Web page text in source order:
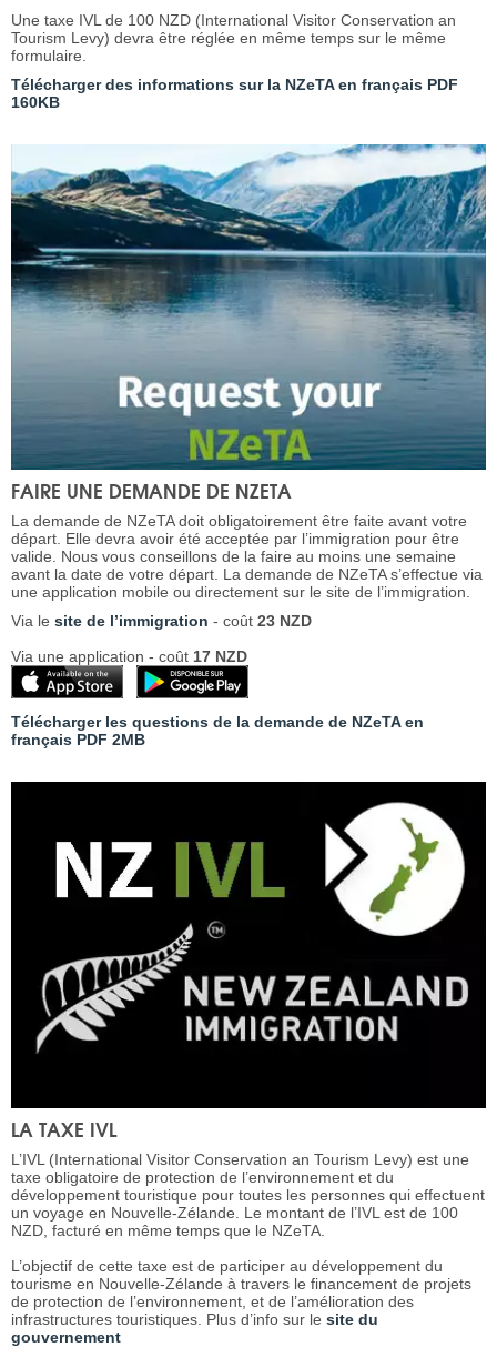
Une taxe IVL de 100 NZD (International Visitor Conservation an
Tourism Levy) devra être réglée en même temps sur le même
formulaire.
Télécharger des informations sur la NZeTA en français PDF
160KB
FAIRE UNE DEMANDE DE NZETA
La demande de NZeTA doit obligatoirement être faite avant votre
départ. Elle devra avoir été acceptée par l’immigration pour être
valide. Nous vous conseillons de la faire au moins une semaine
avant la date de votre départ. La demande de NZeTA s’effectue via
une application mobile ou directement sur le site de l’immigration.
Via le site de l’immigration - coût 23 NZD
Via une application - coût 17 NZD
Télécharger les questions de la demande de NZeTA en
français PDF 2MB
LA TAXE IVL
L’IVL (International Visitor Conservation an Tourism Levy) est une
taxe obligatoire de protection de l’environnement et du
développement touristique pour toutes les personnes qui effectuent
un voyage en Nouvelle-Zélande. Le montant de l’IVL est de 100
NZD, facturé en même temps que le NZeTA.
L’objectif de cette taxe est de participer au développement du
tourisme en Nouvelle-Zélande à travers le financement de projets
de protection de l’environnement, et de l’amélioration des
infrastructures touristiques. Plus d’info sur le site du
gouvernement